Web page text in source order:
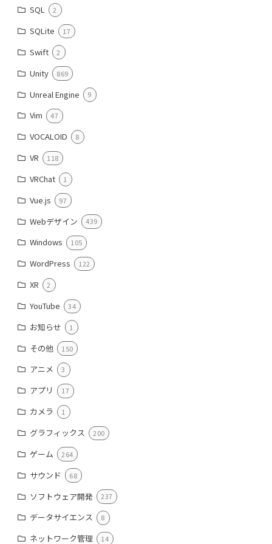
SQL 2
SQLite 17
Swift 2
Unity 869
Unreal Engine 9
Vim 47
VOCALOID 8
VR 118
VRChat 1
Vue.js 97
Webデザイン 439
Windows 105
WordPress 122
XR 2
YouTube 34
お知らせ 1
その他 150
アニメ 3
アプリ 17
カメラ 1
グラフィックス 200
ゲーム 264
サウンド 68
ソフトウェア開発 237
データサイエンス 8
ネットワーク管理 14